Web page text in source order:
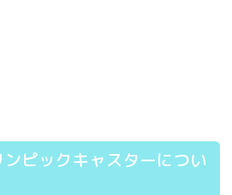
ピックキャスターについ